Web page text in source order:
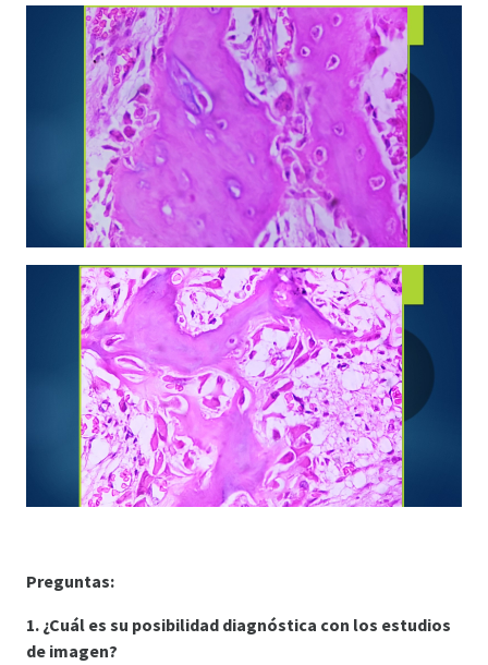
Preguntas:
1. ¿Cuál es su posibilidad diagnóstica con los estudios
de imagen?